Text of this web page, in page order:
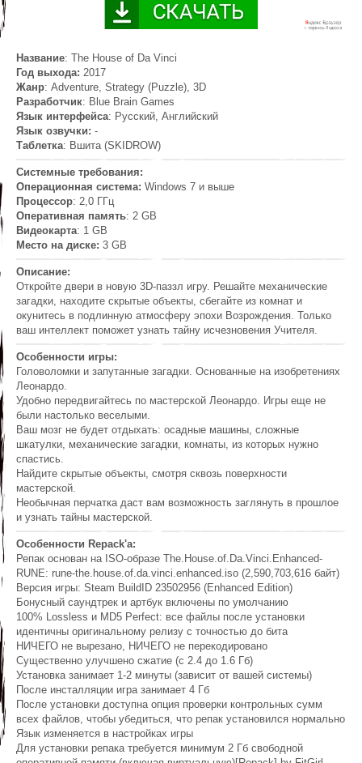
Название: The House of Da Vinci
Год выхода: 2017
Жанр: Adventure, Strategy (Puzzle), 3D
Разработчик: Blue Brain Games
Язык интерфейса: Русский, Английский
Язык озвучки: -
Таблетка: Вшита (SKIDROW)
Системные требования:
Операционная система: Windows 7 и выше
Процессор: 2,0 ГГц
Оперативная память: 2 GB
Видеокарта: 1 GB
Место на диске: 3 GB
Описание:
Откройте двери в новую 3D-паззл игру. Решайте механические
загадки, находите скрытые объекты, сбегайте из комнат и
окунитесь в подлинную атмосферу эпохи Возрождения. Только
ваш интеллект поможет узнать тайну исчезновения Учителя.
Особенности игры:
Головоломки и запутанные загадки. Основанные на изобретениях
Леонардо.
Удобно передвигайтесь по мастерской Леонардо. Игры еще не
были настолько веселыми.
Ваш мозг не будет отдыхать: осадные машины, сложные
шкатулки, механические загадки, комнаты, из которых нужно
спастись.
Найдите скрытые объекты, смотря сквозь поверхности
мастерской.
Необычная перчатка даст вам возможность заглянуть в прошлое
и узнать тайны мастерской.
Особенности Repack'а:
Репак основан на ISO-образе The.House.of.Da.Vinci.Enhanced-
RUNE: rune-the.house.of.da.vinci.enhanced.iso (2,590,703,616 байт)
Версия игры: Steam BuildID 23502956 (Enhanced Edition)
Бонусный саундтрек и артбук включены по умолчанию
100% Lossless и MD5 Perfect: все файлы после установки
идентичны оригинальному релизу с точностью до бита
НИЧЕГО не вырезано, НИЧЕГО не перекодировано
Существенно улучшено сжатие (с 2.4 до 1.6 Гб)
Установка занимает 1-2 минуты (зависит от вашей системы)
После инсталляции игра занимает 4 Гб
После установки доступна опция проверки контрольных сумм
всех файлов, чтобы убедиться, что репак установился нормально
Язык изменяется в настройках игры
Для установки репака требуется минимум 2 Гб свободной